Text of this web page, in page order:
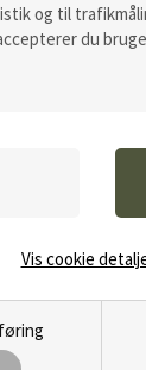
og til
du
Vis cookie